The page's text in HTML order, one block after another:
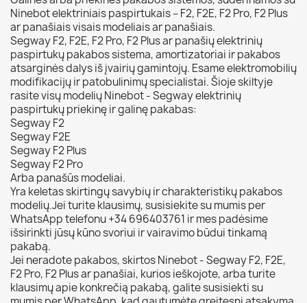
Ninebot elektriniais paspirtukais – F2, F2E, F2 Pro, F2 Plus
ar panašiais visais modeliais ar panašiais.
Segway F2, F2E, F2 Pro, F2 Plus ar panašių elektrinių
paspirtukų pakabos sistema, amortizatoriai ir pakabos
atsarginės dalys iš įvairių gamintojų. Esame elektromobilių
modifikacijų ir patobulinimų specialistai. Šioje skiltyje
rasite visų modelių Ninebot - Segway elektrinių
paspirtukų priekinę ir galinę pakabas:
Segway F2
Segway F2E
Segway F2 Plus
Segway F2 Pro
Arba panašūs modeliai.
Yra keletas skirtingų savybių ir charakteristikų pakabos
modelių.Jei turite klausimų, susisiekite su mumis per
WhatsApp telefonu +34 696403761 ir mes padėsime
išsirinkti jūsų kūno svoriui ir vairavimo būdui tinkamą
pakabą.
Jei neradote pakabos, skirtos Ninebot - Segway F2, F2E,
F2 Pro, F2 Plus ar panašiai, kurios ieškojote, arba turite
klausimų apie konkrečią pakabą, galite susisiekti su